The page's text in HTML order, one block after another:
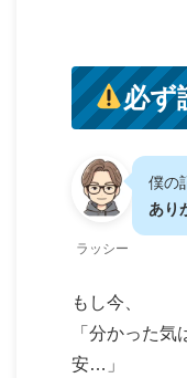
必ず
ラッシー
僕の
あり
もし今、
「分かった
安…」